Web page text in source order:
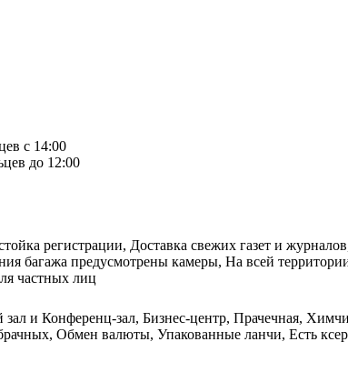
с 14:00
до 12:00
регистрации, Доставка свежих газет и
багажа предусмотрены камеры, На всей
частных лиц
и Конференц-зал, Бизнес-центр, Прачечная,
Обмен валюты, Упакованные ланчи, Есть